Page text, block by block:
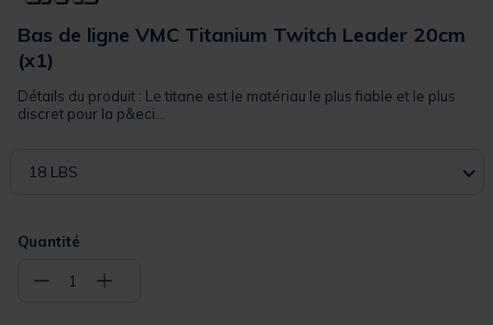
Bas de ligne VMC Titanium Twitch Leader 20cm
(x1)
Détails du produit : Le titane est le matériau le plus fiable et le plus
discret pour la p&eci...
18 LBS
Quantité
− 1 +